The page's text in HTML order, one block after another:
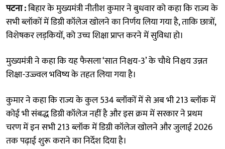
पटना :बिहार के मुख्यमंत्री नीतीश कुमार ने बुधवार को कहा कि राज्य के
सभी ब्लॉकों में डिग्री कॉलेज खोलने का निर्णय लिया गया है, ताकि छात्रों,
विशेषकर लड़कियों, को उच्च शिक्षा प्राप्त करने में सुविधा हो।
मुख्यमंत्री ने कहा कि यह फैसला ‘सात निश्चय-3’ के चौथे निश्चय उन्नत
शिक्षा-उज्ज्वल भविष्य के तहत लिया गया है।
कुमार ने कहा कि राज्य के कुल 534 ब्लॉकों में से अब भी 213 ब्लॉक में
कोई भी संबद्ध डिग्री कॉलेज नहीं है और इस क्रम में सरकार ने प्रथम
चरण में इन सभी 213 ब्लॉक में डिग्री कॉलेज खोलने और जुलाई 2026
तक पढ़ाई शुरू कराने का निर्देश दिया है।